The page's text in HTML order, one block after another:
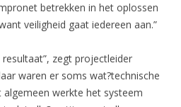
betrekken in het oplossen
veiligheid gaat iedereen aan.”
zegt projectleider
waren er soms wat?technische
werkte het systeem